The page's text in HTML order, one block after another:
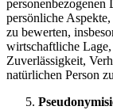
personenbezogenen
persönliche
zu bewerten,
wirtschaftliche
Zuverlässigkeit,
natürlichen Person